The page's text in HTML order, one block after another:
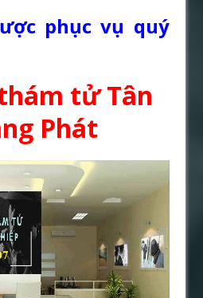
phục vụ quý
tử Tân
Phát